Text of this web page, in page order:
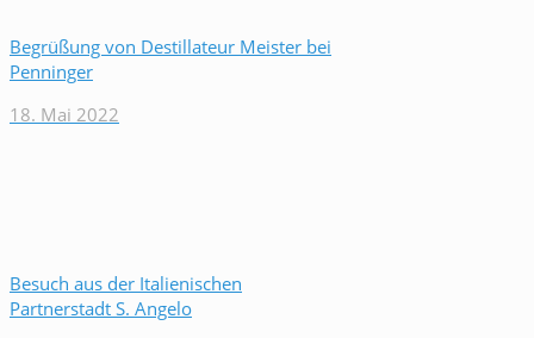
Begrüßung von Destillateur Meister bei
Penninger
18. Mai 2022
Besuch aus der Italienischen
Partnerstadt S. Angelo